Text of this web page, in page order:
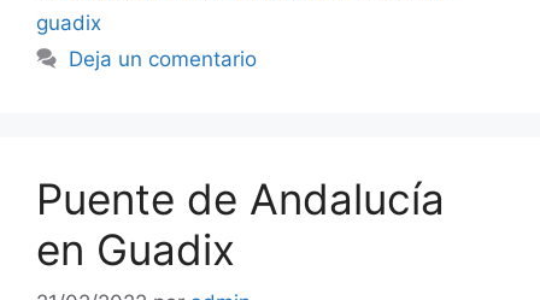
guadix
Deja un comentario
Puente de Andalucía
en Guadix